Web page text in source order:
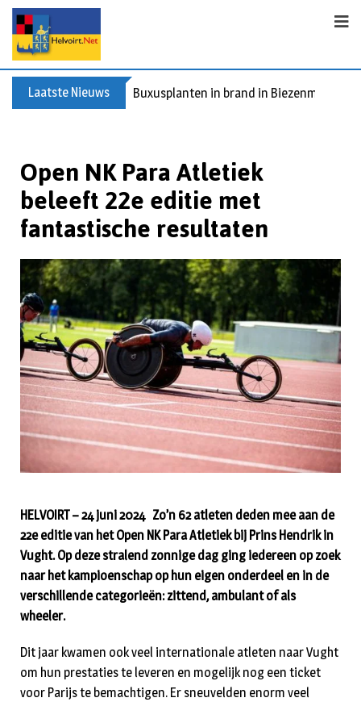
Laatste Nieuws Buxusplanten in brand in Biezenmortel,
Open NK Para Atletiek
beleeft 22e editie met
fantastische resultaten
HELVOIRT – 24 juni 2024 Zo’n 62 atleten deden mee aan de
22e editie van het Open NK Para Atletiek bij Prins Hendrik in
Vught. Op deze stralend zonnige dag ging iedereen op zoek
naar het kampioenschap op hun eigen onderdeel en in de
verschillende categorieën: zittend, ambulant of als
wheeler.
Dit jaar kwamen ook veel internationale atleten naar Vught
om hun prestaties te leveren en mogelijk nog een ticket
voor Parijs te bemachtigen. Er sneuvelden enorm veel